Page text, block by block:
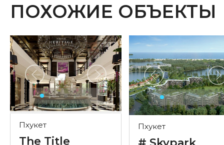
ПОХОЖИЕ ОБЪЕКТЫ
Пхукет
The Title
Пхукет